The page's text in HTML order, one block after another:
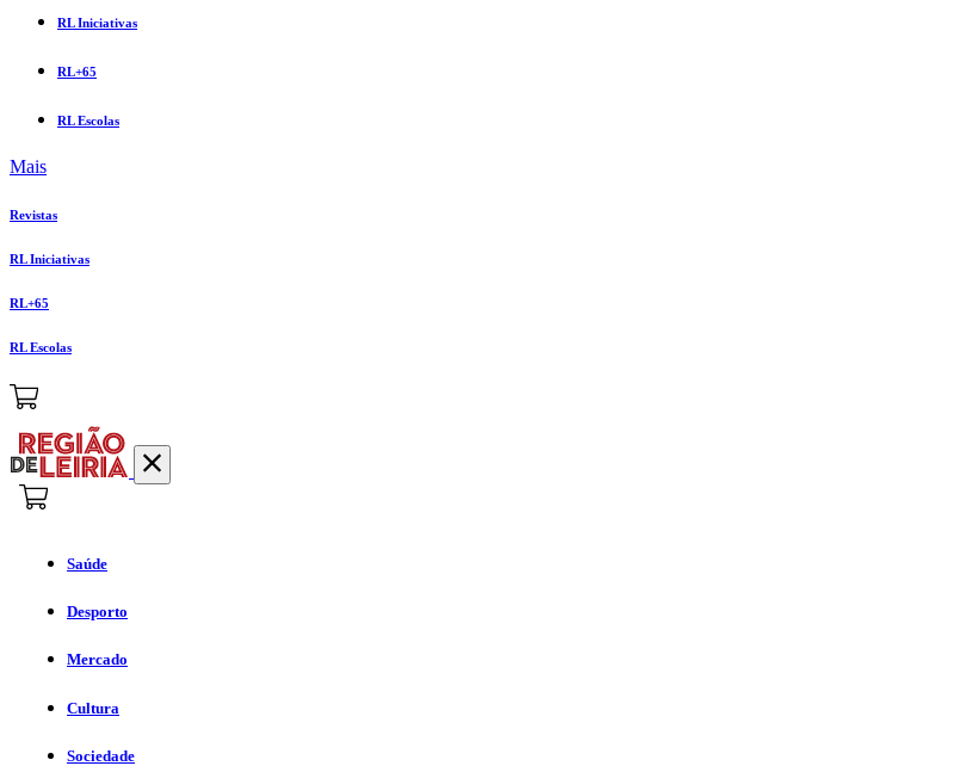
RL Iniciativas
RL+65
RL Escolas
Mais
Revistas
RL Iniciativas
RL+65
RL Escolas
Saúde
Desporto
Mercado
Cultura
Sociedade